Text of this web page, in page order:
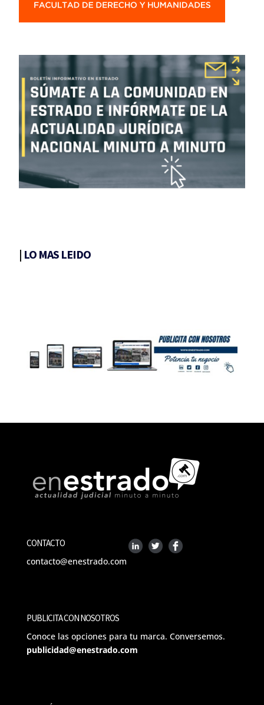
| LO MAS LEIDO
CONTACTO
contacto@enestrado.com
PUBLICITA CON NOSOTROS
Conoce las opciones para tu marca. Conversemos.
publicidad@enestrado.com